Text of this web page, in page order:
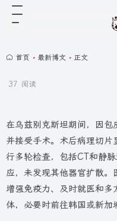
首页 • 最新博文 • 正文
37 阅读
在乌兹别克斯坦期间，因包
并接受手术。术后病理切
行多轮检查，包括CT和静
应，未发现其他器官扩散。
增强免疫力、及时就医和多
体，必要时前往韩国或新加